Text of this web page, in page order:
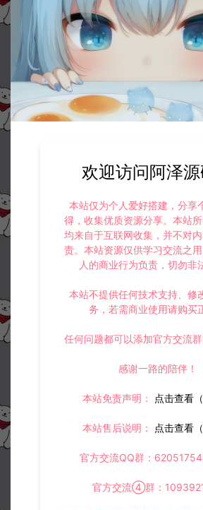
欢迎访问阿泽
本站仅为个人爱好搭建，分享
得，收集优质资源分享。本站
均来自于互联网收集，并不对
责。本站资源仅供学习交流之
人的商业行为负责，切勿非
本站不提供任何技术支持、修
务，若需商业使用请购买
任何问题都可以添加官方交流群
感谢一路的陪伴！
本站免责声明： 点击查看（
本站售后说明： 点击查看（
官方交流QQ群：
官方交流④群：